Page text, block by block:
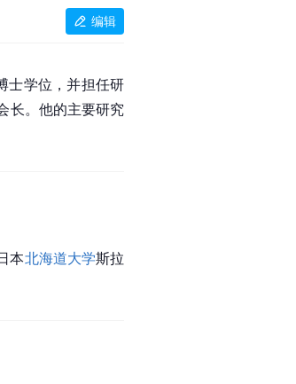
编辑
士学位，并担任研
长。他的主要研究
本北海道大学斯拉